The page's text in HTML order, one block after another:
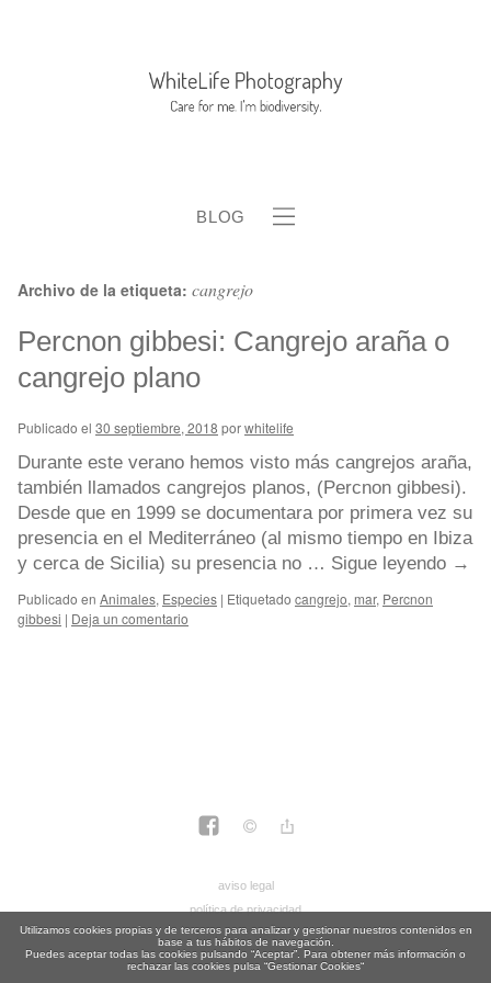
BLOG
Archivo de la etiqueta: cangrejo
Percnon gibbesi: Cangrejo araña o
cangrejo plano
Publicado el 30 septiembre, 2018 porwhitelife
Durante este verano hemos visto más cangrejos araña,
también llamados cangrejos planos, (Percnon gibbesi).
Desde que en 1999 se documentara por primera vez su
presencia en el Mediterráneo (al mismo tiempo en Ibiza
y cerca de Sicilia) su presencia no … Sigue leyendo →
Publicado en Animales, Especies | Etiquetado cangrejo, mar, Percnon
gibbesi | Deja un comentario
aviso legal
política de privacidad
política de cookies
Utilizamos cookies propias y de terceros para analizar y gestionar nuestros contenidos en
base a tus hábitos de navegación.
Puedes aceptar todas las cookies pulsando “Aceptar”. Para obtener más información o
rechazar las cookies pulsa “Gestionar Cookies“